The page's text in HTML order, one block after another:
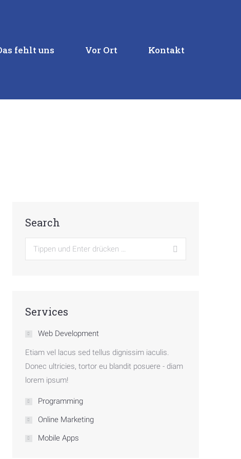
fehlt uns Vor Ort Kontakt
Search
Search:
Services
Web Development
Etiam vel lacus sed tellus dignissim iaculis.
Donec ultricies, tortor eu blandit posuere - diam
lorem ipsum!
Programming
Online Marketing
Mobile Apps